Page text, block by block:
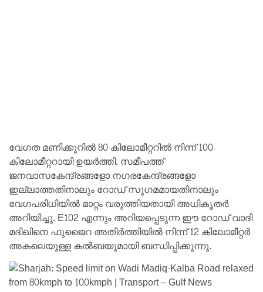
വേഗത മണിക്കൂറിൽ 80 കിലോമീറ്ററിൽ നിന്ന് 100
കിലോമീറ്ററായി ഉയർത്തി. സമീപത്ത്
ജനവാസകേന്ദ്രങ്ങളോ നഗരകേന്ദ്രങ്ങളോ
ഇല്ലാത്തതിനാലും റോഡ് സുഗമമായതിനാലും
വേഗപരിധിയിൽ മാറ്റം വരുത്തിയതായി അധികൃതർ
അറിയിച്ചു. E102 എന്നും അറിയപ്പെടുന്ന ഈ റോഡ് വാദി
മദിഖിനെ ഫുജൈറ അതിർത്തിയിൽ നിന്ന് 12 കിലോമീറ്റർ
അകലെയുള്ള കൽബയുമായി ബന്ധിപ്പിക്കുന്നു.